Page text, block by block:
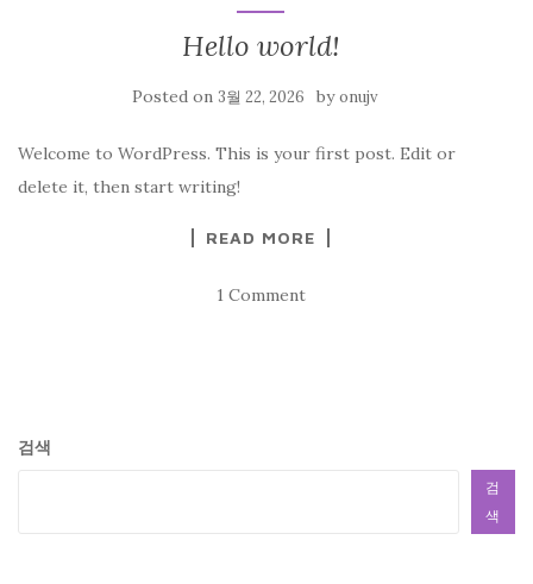
Hello world!
Posted on 3월 22, 2026 byonujv
Welcome to WordPress. This is your first post. Edit or
delete it, then start writing!
READ MORE
1 Comment
검색
검
색